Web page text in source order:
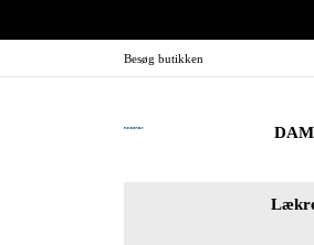
Besøg butikken